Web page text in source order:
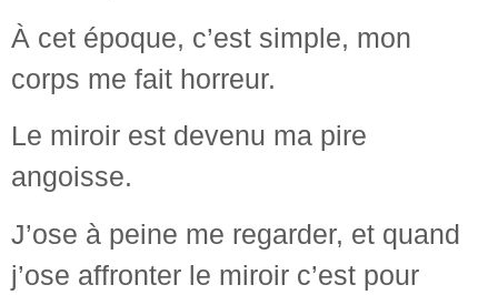
À cet époque, c’est simple, mon
corps me fait horreur.
Le miroir est devenu ma pire
angoisse.
J’ose à peine me regarder, et quand
j’ose affronter le miroir c’est pour